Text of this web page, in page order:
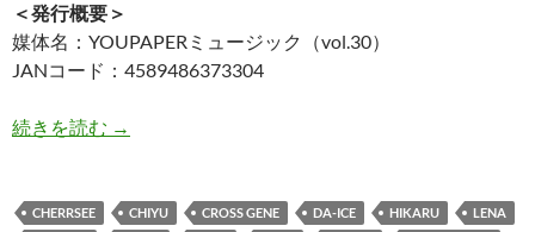
＜発行概要＞
媒体名：YOUPAPERミュージック（vol.30）
JANコード：4589486373304
続きを読む YOUPAPERミュージック（vol.30）
→
CHERRSEE CHIYU CROSS GENE DA-ICE HIKARU
LENA